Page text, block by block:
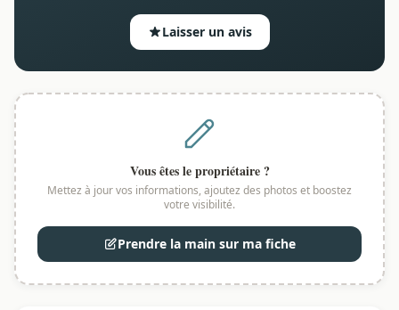
Laisser un avis
Vous êtes le propriétaire ?
Mettez à jour vos informations, ajoutez des photos et boostez
votre visibilité.
Prendre la main sur ma fiche